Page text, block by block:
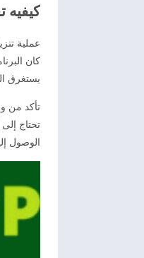
كيفيه
عملية
كان
يستغرق
تأكد من
تحتاج
الوصول